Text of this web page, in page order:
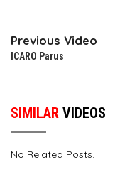
Previous Video
ICARO Parus
SIMILAR VIDEOS
No Related Posts.